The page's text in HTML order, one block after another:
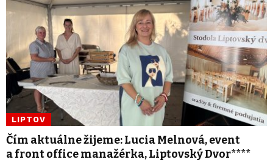
LIPTOV
Čím aktuálne žijeme: Lucia Melnová, event
a front office manažérka, Liptovský Dvor****